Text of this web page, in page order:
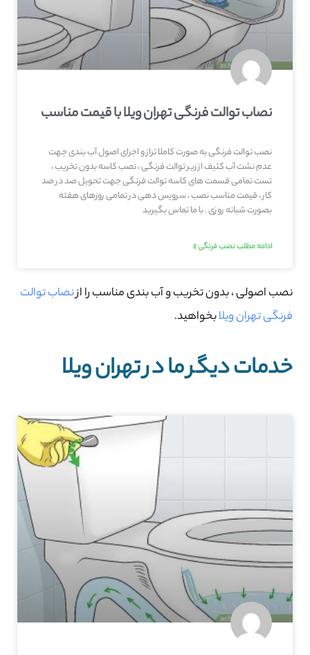
نصاب توالت فرنگی تهران ویلا با قیمت مناسب
نصب توالت فرنگی به صورت کاملا تراز و اجرای اصول آب بندی جهت
عدم نشت آب کثیف از زیر توالت فرنگی ، نصب کاسه بدون تخریب ،
تست تمامی قسمت های کاسه توالت فرنگی جهت تحویل صد در صد
کار ، قیمت مناسب نصب ، سرویس دهی در تمامی روزهای هفته
بصورت شبانه روزی . با ما تماس بگیرید
ادامه مطلب نصب فرنگی »
نصب اصولی ، بدون تخریب و آب بندی مناسب را ازنصاب توالت
فرنگی تهران ویلابخواهید.
خدمات دیگر ما در تهران ویلا